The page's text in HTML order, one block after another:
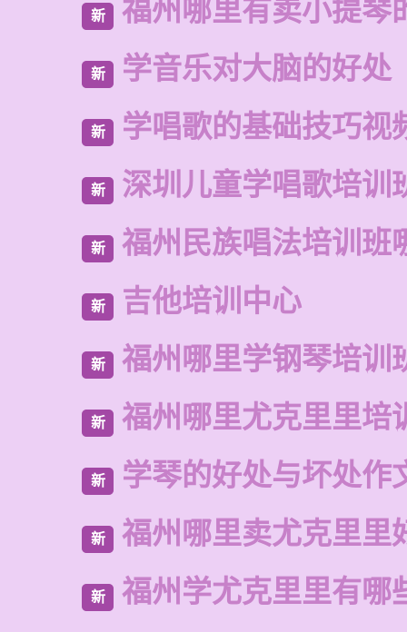
新 福州哪里有卖小提琴
新 学音乐对大脑的好处
新 学唱歌的基础技巧视
新 深圳儿童学唱歌培训
新 福州民族唱法培训班
新 吉他培训中心
新 福州哪里学钢琴培训
新 福州哪里尤克里里培
新 学琴的好处与坏处作
新 福州哪里卖尤克里里
新 福州学尤克里里有哪